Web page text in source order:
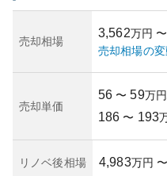
状況が良いかどうかは居住
日々の管理や管理組合の活
なります。
よる環境制約についても確
地や利便性が高く、それに
売却相場
3,562万円 〜
売却相場の
売却単価
56 〜 59万
186 〜 193
リノベ後相場 4,983万円 〜